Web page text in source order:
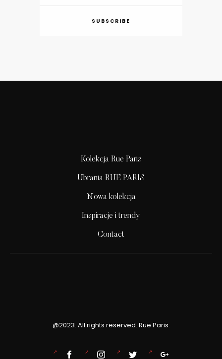
SUBSCRIBE
Kolekcja Rue Paris
Ubrania RUE PARIS
Nowa kolekcja
Inspiracje i trendy
Contact
@2023. All rights reserved. Rue Paris.